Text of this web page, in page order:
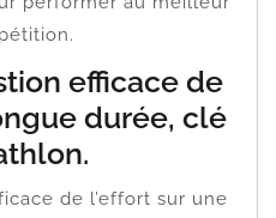
efficace de
durée, clé
de l’effort sur une